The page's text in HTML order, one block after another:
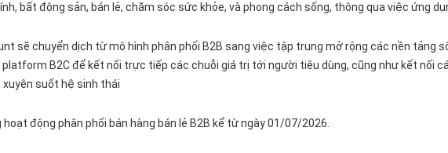
bất động sản, bán lẻ, chăm sóc sức khỏe, và phong cách sống, thông qua việc ứng
sẽ chuyển dịch từ mô hình phân phối B2B sang việc tập trung mở rộng các nền tảng
B2C để kết nối trực tiếp các chuỗi giá trị tới người tiêu dùng, cũng như kết nối
xuyên suốt hệ sinh thái
động phân phối bán hàng bán lẻ B2B kể từ ngày 01/07/2026.